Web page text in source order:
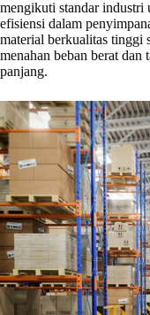
mengikuti standar industri
efisiensi dalam
material berkualitas tinggi
menahan beban berat dan
panjang.